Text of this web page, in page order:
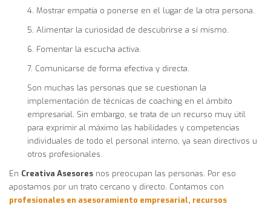
4. Mostrar empatía o ponerse en el lugar de la otra persona.
5. Alimentar la curiosidad de descubrirse a sí mismo.
6. Fomentar la escucha activa.
7. Comunicarse de forma efectiva y directa.
Son muchas las personas que se cuestionan la
implementación de técnicas de coaching en el ámbito
empresarial. Sin embargo, se trata de un recurso muy útil
para exprimir al máximo las habilidades y competencias
individuales de todo el personal interno, ya sean directivos u
otros profesionales.
En Creativa Asesores nos preocupan las personas. Por eso
apostamos por un trato cercano y directo. Contamos con
profesionales en asesoramiento empresarial, recursos